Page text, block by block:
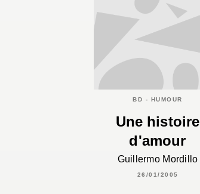
BD - HUMOUR
Une histoire
d'amour
Guillermo Mordillo
26/01/2005